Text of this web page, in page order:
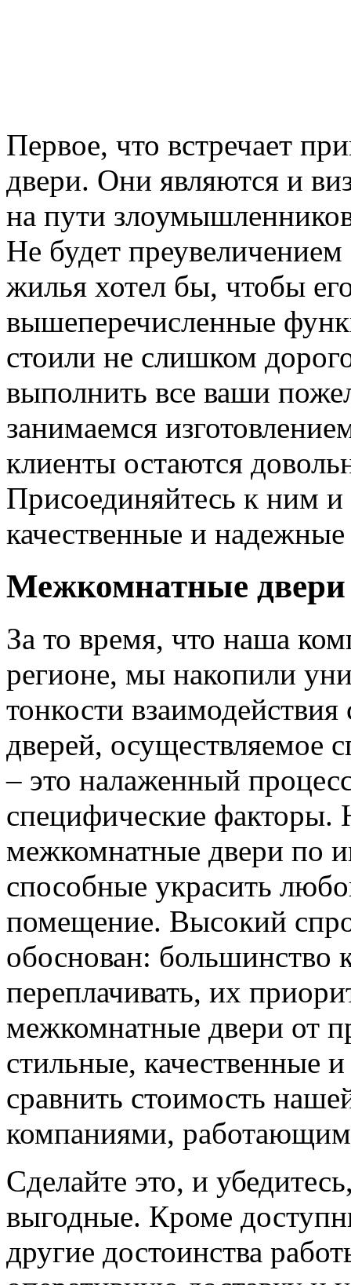
Первое, что встречает
двери. Они являются и
на пути
Не будет
жилья хотел бы, чтобы
вышеперечисленные
стоили не слишком
выполнить все ваши
занимаемся
клиенты остаются
Присоединяйтесь к ним
качественные и
Межкомнатные двери
За то время, что наша
регионе, мы накопили
тонкости
дверей, осуществляемое
– это налаженный
специфические
межкомнатные двери по
способные украсить
помещение. Высокий
обоснован: большинство
переплачивать, их
межкомнатные двери от
стильные, качественные
сравнить стоимость
компаниями,
Сделайте это, и
выгодные. Кроме
другие достоинства